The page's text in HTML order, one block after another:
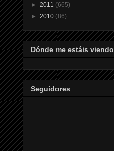
► 2011 (665)
► 2010 (86)
Dónde me estáis viendo
Seguidores